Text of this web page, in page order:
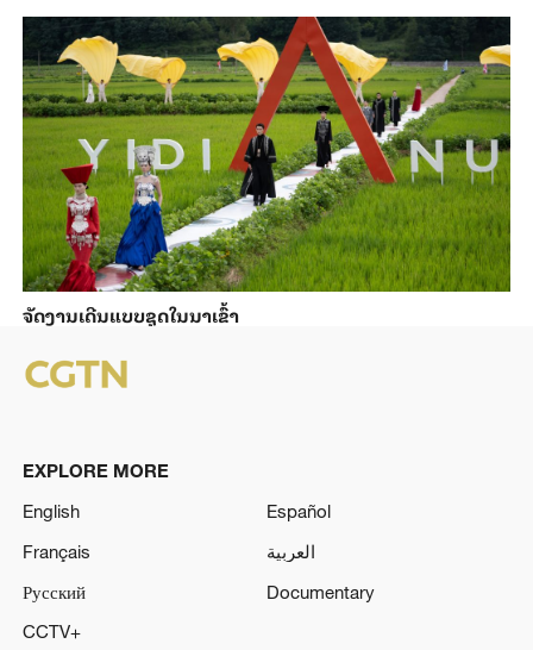
ຈັດງານເດີນແບບຊຸດໃນນາເຂົ້າ
EXPLORE MORE
English
Español
Français
العربية
Русский
Documentary
CCTV+